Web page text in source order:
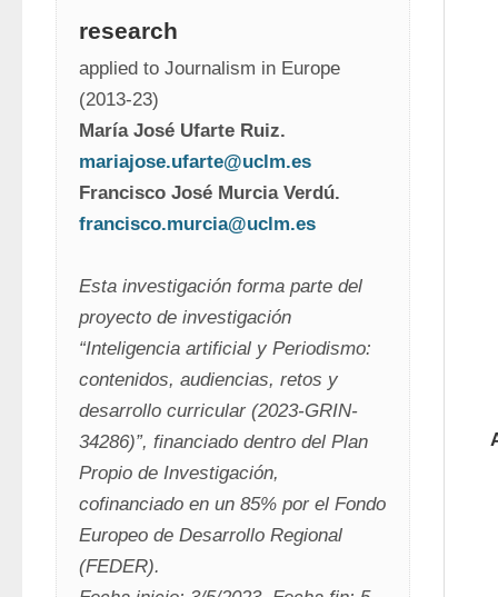
research
applied to Journalism in Europe
(2013-23)
María José Ufarte Ruiz.
mariajose.ufarte@uclm.es
Francisco José Murcia Verdú.
francisco.murcia@uclm.es
Esta investigación forma parte del
proyecto de investigación
“Inteligencia artificial y Periodismo:
contenidos, audiencias, retos y
desarrollo curricular (2023-GRIN-
34286)”, financiado dentro del Plan
Propio de Investigación,
cofinanciado en un 85% por el Fondo
Europeo de Desarrollo Regional
(FEDER).